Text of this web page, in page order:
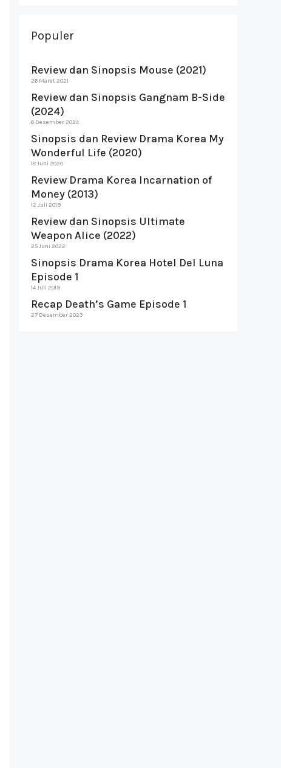
Populer
Review dan Sinopsis Mouse (2021)
26 Maret 2021
Review dan Sinopsis Gangnam B-Side
(2024)
6 Desember 2024
Sinopsis dan Review Drama Korea My
Wonderful Life (2020)
18 Juni 2020
Review Drama Korea Incarnation of
Money (2013)
12 Juli 2019
Review dan Sinopsis Ultimate
Weapon Alice (2022)
25 Juni 2022
Sinopsis Drama Korea Hotel Del Luna
Episode 1
14 Juli 2019
Recap Death’s Game Episode 1
27 Desember 2023